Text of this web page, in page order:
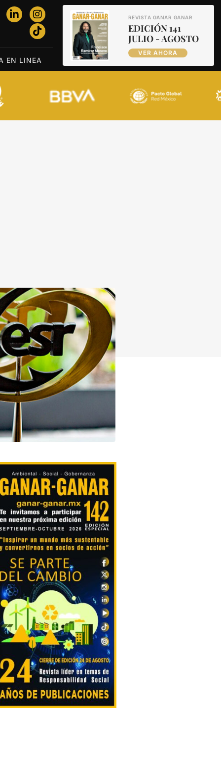
EN LINEA
REVISTA GANAR GANAR
EDICIÓN 141
JULIO - AGOSTO
VER AHORA